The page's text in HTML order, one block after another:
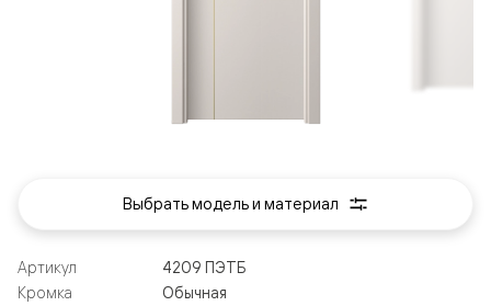
Артикул
4209 ПЭТБ
Кромка
Обычная
Выбрать модель и материал